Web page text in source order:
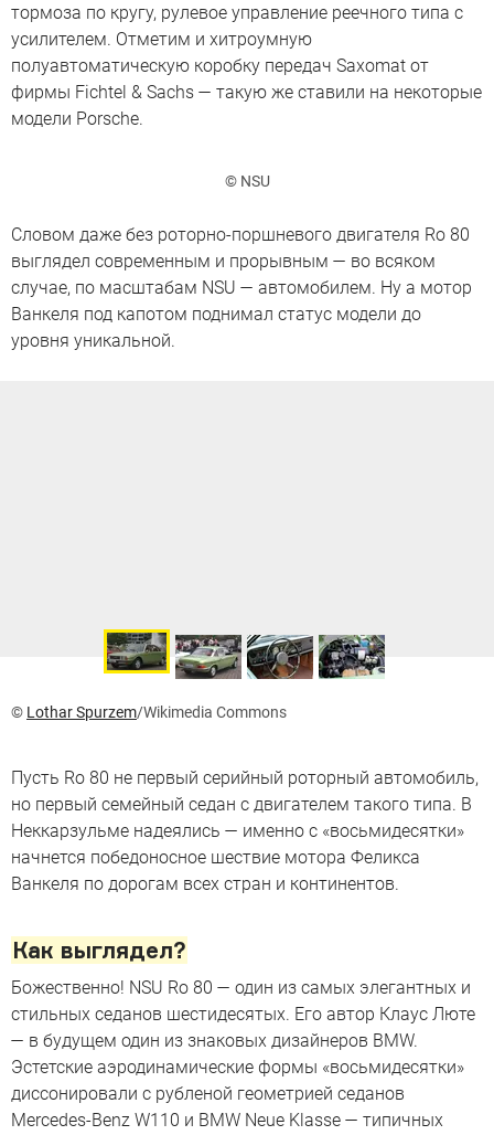
тормоза по кругу, рулевое управление реечного типа с
усилителем. Отметим и хитроумную
полуавтоматическую коробку передач Saxomat от
фирмы Fichtel & Sachs — такую же ставили на некоторые
модели Porsche.
© NSU
Словом даже без роторно-поршневого двигателя Ro 80
выглядел современным и прорывным — во всяком
случае, по масштабам NSU — автомобилем. Ну а мотор
Ванкеля под капотом поднимал статус модели до
уровня уникальной.
© Lothar Spurzem/Wikimedia Commons
Пусть Ro 80 не первый серийный роторный автомобиль,
но первый семейный седан с двигателем такого типа. В
Неккарзульме надеялись — именно с «восьмидесятки»
начнется победоносное шествие мотора Феликса
Ванкеля по дорогам всех стран и континентов.
Как выглядел?
Божественно! NSU Ro 80 — один из самых элегантных и
стильных седанов шестидесятых. Его автор Клаус Люте
— в будущем один из знаковых дизайнеров BMW.
Эстетские аэродинамические формы «восьмидесятки»
диссонировали с рубленой геометрией седанов
Mercedes-Benz W110 и BMW Neue Klasse — типичных